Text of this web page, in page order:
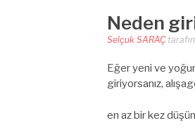
Neden
Selçuk SARAÇ
Eğer yeni ve
giriyorsanız,
en az bir kez